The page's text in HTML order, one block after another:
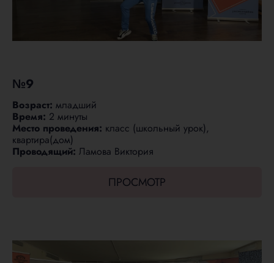
№9
Возраст: младший
Время: 2 минуты
Место проведения: класс (школьный урок),
квартира(дом)
Проводящий: Ламова Виктория
ПРОСМОТР